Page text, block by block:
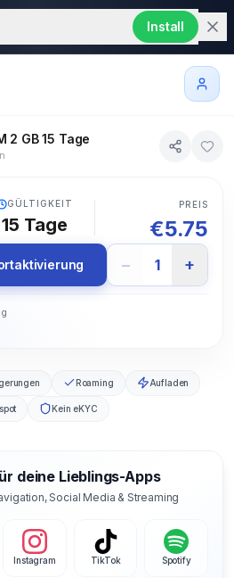
Install
2 GB 15 Tage
GÜLTIGKEIT
15 Tage
PREIS
€5.75
− 1 +
Roaming Aufladen
Kein eKYC
deine Lieblings-Apps
Social Media & Streaming
Instagram TikTok Spotify